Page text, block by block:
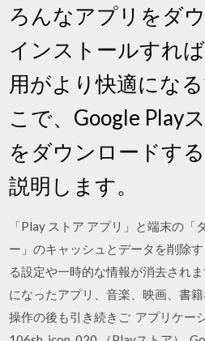
ろんなアプリをダ
インストールすれ
用がより快適にな
こで、Google Play
をダウンロードす
説明します。
「Play ストア アプリ」と端末の「
ー」のキャッシュとデータを削除
る設定や一時的な情報が消去され
になったアプリ、音楽、映画、書
操作の後も引き続きご アプリケー